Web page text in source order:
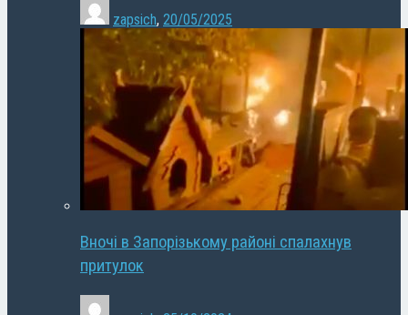
zapsich, 20/05/2025
Вночі в Запорізькому районі спалахнув
притулок